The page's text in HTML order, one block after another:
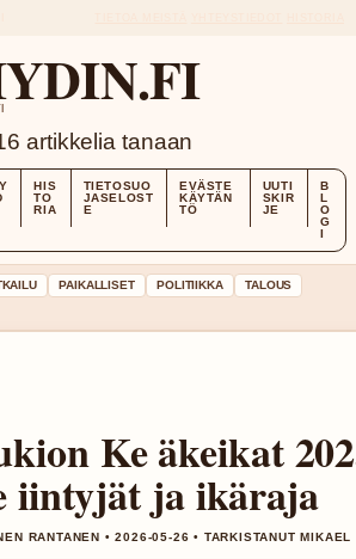
artikkelia tanaan
HIS
TO
RIA
TIETOSUO
JASELOST
E
EVÄSTE
KÄYTÄN
TÖ
UUTI
SKIR
JE
B
L
O
G
I
PAIKALLISET POLITIIKKA
TALOUS
Ke äkeikat
iintyjät ja ikäraja
RANTANEN • 2026-05-26 • TARKISTANUT MIKAEL